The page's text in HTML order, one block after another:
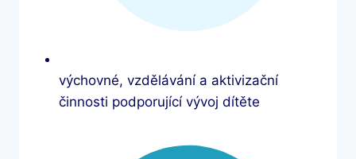
výchovné, vzdělávání a aktivizační
činnosti podporující vývoj dítěte